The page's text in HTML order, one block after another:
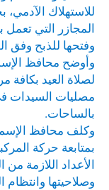
للاستهلاك
المجازر التي
وفتحها للذبح وفق
لصلاة العيد
مصليات السيدات
بالساحات.
وكلف محافظ
بمتابعة حركة
الأعداد اللازمة
وصلاحيتها وانتظام